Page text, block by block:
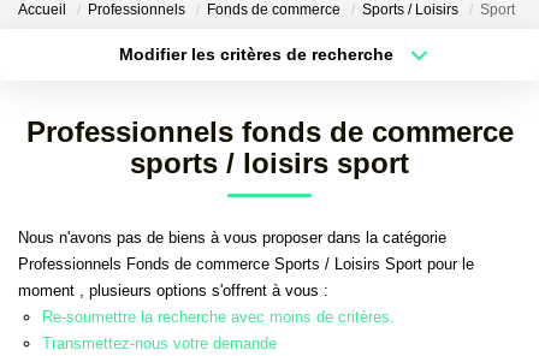
NOS BIENS VENDUS
NOS AGENCES
Accueil Professionnels Fonds de commerce Sports / Loisirs Sport
Modifier les critères de recherche
Budget max
Professionnels fonds de commerce
sports / loisirs sport
Nous n'avons pas de biens à vous proposer dans la catégorie
Professionnels Fonds de commerce Sports / Loisirs Sport pour le
moment , plusieurs options s'offrent à vous :
Re-soumettre la recherche avec moins de critères.
Transmettez-nous votre demande